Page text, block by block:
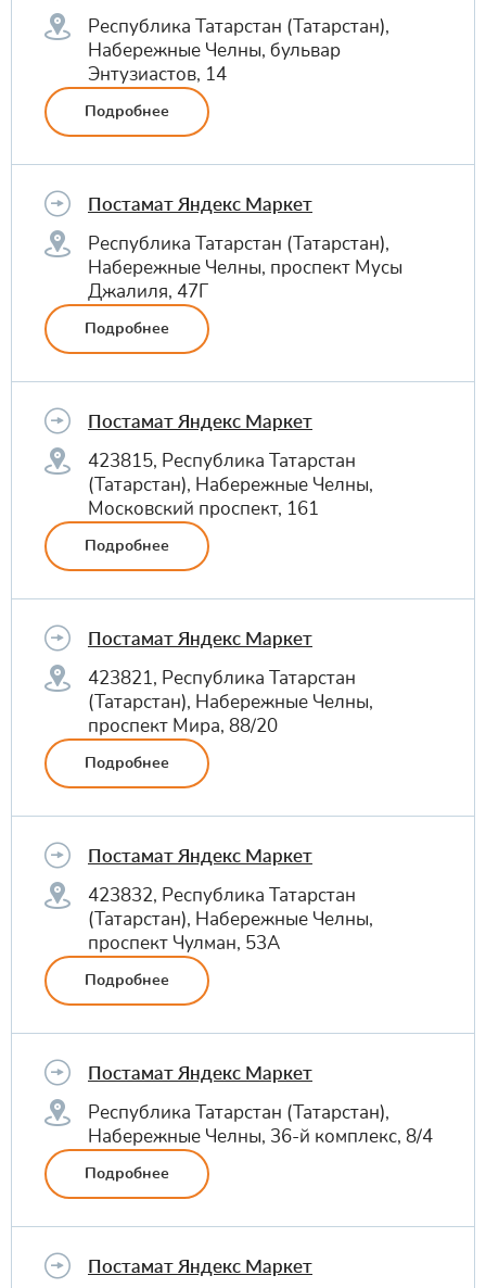
Республика Татарстан (Татарстан),
Набережные Челны, бульвар
Энтузиастов, 14
Подробнее
Постамат Яндекс Маркет
Республика Татарстан (Татарстан),
Набережные Челны, проспект Мусы
Джалиля, 47Г
Подробнее
Постамат Яндекс Маркет
423815, Республика Татарстан
(Татарстан), Набережные Челны,
Московский проспект, 161
Подробнее
Постамат Яндекс Маркет
423821, Республика Татарстан
(Татарстан), Набережные Челны,
проспект Мира, 88/20
Подробнее
Постамат Яндекс Маркет
423832, Республика Татарстан
(Татарстан), Набережные Челны,
проспект Чулман, 53А
Подробнее
Постамат Яндекс Маркет
Республика Татарстан (Татарстан),
Набережные Челны, 36-й комплекс, 8/4
Подробнее
Постамат Яндекс Маркет